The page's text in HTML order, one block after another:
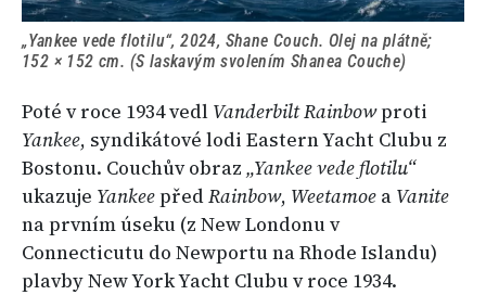
„Yankee vede flotilu“, 2024, Shane Couch. Olej na plátně;
152 × 152 cm. (S laskavým svolením Shanea Couche)
Poté v roce 1934 vedl Vanderbilt Rainbowproti
Yankee, syndikátové lodi Eastern Yacht Clubu z
Bostonu. Couchův obraz „Yankee vede flotilu“
ukazuje YankeepředRainbow, Weetamoe a Vanite
na prvním úseku (z New Londonu v
Connecticutu do Newportu na Rhode Islandu)
plavby New York Yacht Clubu v roce 1934.